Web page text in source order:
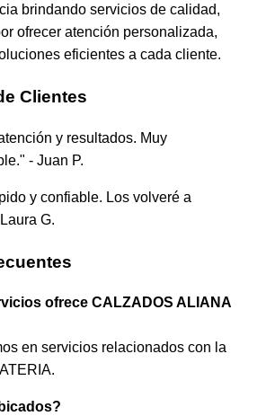
brindando servicios de calidad,
ofrecer atención personalizada,
eficientes a cada cliente.
Clientes
y resultados. Muy
- Juan P.
y confiable. Los volveré a
G.
ofrece CALZADOS ALIANA
en servicios relacionados con la